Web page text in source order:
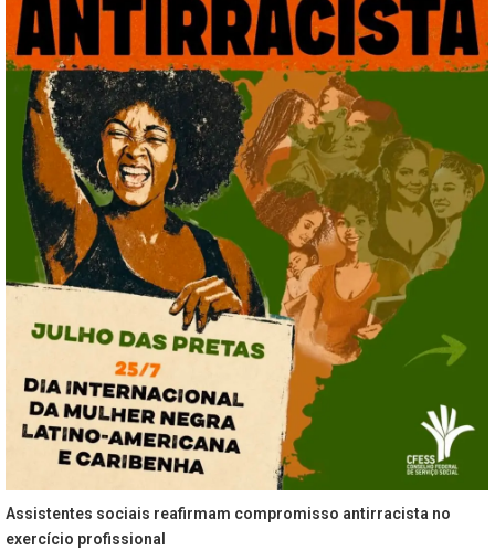
Assistentes sociais reafirmam compromisso antirracista no
exercício profissional